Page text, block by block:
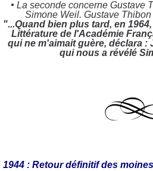
• La seconde concerne Gustave
Simone Weil. Gustave
"...Quand bien plus tard, en
Littérature de l'Académie
qui ne m'aimait guère, déclara :
qui nous a révélé
1944 : Retour définitif des